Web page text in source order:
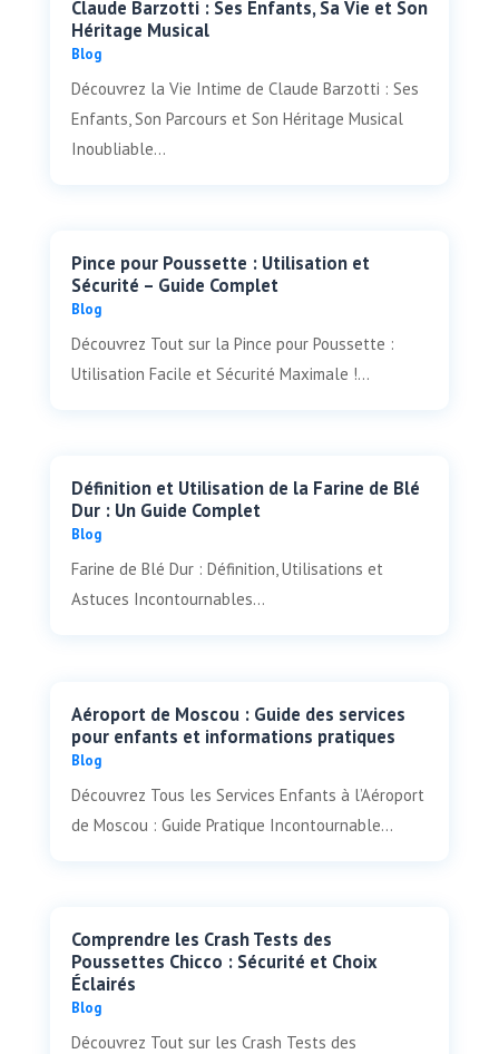
Claude Barzotti : Ses Enfants, Sa Vie et Son
Héritage Musical
Blog
Découvrez la Vie Intime de Claude Barzotti : Ses
Enfants, Son Parcours et Son Héritage Musical
Inoubliable...
Pince pour Poussette : Utilisation et
Sécurité – Guide Complet
Blog
Découvrez Tout sur la Pince pour Poussette :
Utilisation Facile et Sécurité Maximale !...
Définition et Utilisation de la Farine de Blé
Dur : Un Guide Complet
Blog
Farine de Blé Dur : Définition, Utilisations et
Astuces Incontournables...
Aéroport de Moscou : Guide des services
pour enfants et informations pratiques
Blog
Découvrez Tous les Services Enfants à l’Aéroport
de Moscou : Guide Pratique Incontournable...
Comprendre les Crash Tests des
Poussettes Chicco : Sécurité et Choix
Éclairés
Blog
Découvrez Tout sur les Crash Tests des